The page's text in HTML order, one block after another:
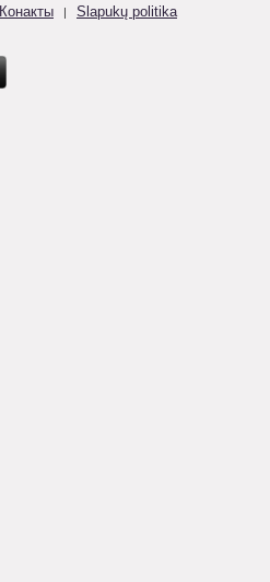
Конакты | Slapukų politika